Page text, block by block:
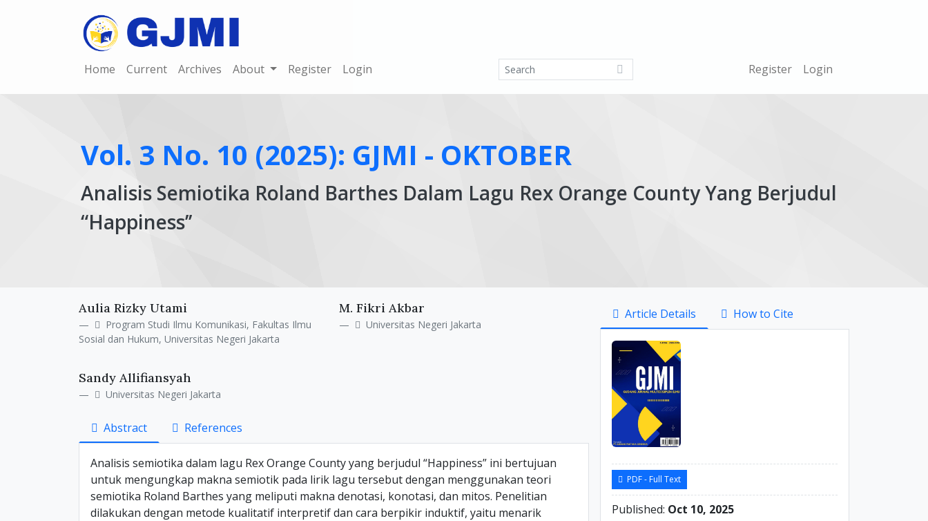
Home Current Archives About Register Login
are
Register Login
Vol. 3 No. 10 (2025): GJMI - OKTOBER
Analisis Semiotika Roland Barthes Dalam Lagu Rex Orange County Yang Berjudul
“Happiness’’
Details
Article
Content
Aulia Rizky Utami
Program Studi Ilmu Komunikasi, Fakultas Ilmu
Sosial dan Hukum, Universitas Negeri Jakarta
M. Fikri Akbar
Universitas Negeri Jakarta
Sandy Allifiansyah
Universitas Negeri Jakarta
Abstract References
Analisis semiotika dalam lagu Rex Orange County yang berjudul “Happiness” ini bertujuan
untuk mengungkap makna semiotik pada lirik lagu tersebut dengan menggunakan teori
semiotika Roland Barthes yang meliputi makna denotasi, konotasi, dan mitos. Penelitian
dilakukan dengan metode kualitatif interpretif dan cara berpikir induktif, yaitu menarik
Article
Sidebar
Article Details How to Cite
PDF - Full Text
Published: Oct 10, 2025